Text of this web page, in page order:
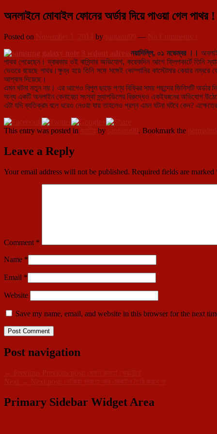
অনলাইনে মোবাইল ফোনের অর্ডার দিয়ে পাওয়া গেল পাথর !
Posted on November 1, 2014 by santanu99 — No Comments ↓
নয়াদিল্লি, ০১ নভেম্বর ।।
পাথর পেয়েছেন। দ্বারকার ওই বাসিন্দার অভিযোগ, কয়েকদিন আগে ফ্লিপকার্টে তিনি
ভেতরে রয়েছে পাথর।ক্ষুব্ধ হয়ে তিনি সঙ্গে সঙ্গেই কোম্পানির কাস্টোমার কেয়ার
আশ্বাস দিয়েছে।
এমন ঘটনা নতুন নয়। এর আগেও বিপুল ছাড়ে পণ্য বিক্রির সময় পছন্দের জিনিসটি অর্ডার
অন্য একটি অনলাইন কেনাবেচা সংস্থা স্ন্যাপডিলের বিরুদ্ধেও একইধরনের অভিযোগ
এটা যদি ব্যতিক্রম বলে ধরেও নেওয়া যায় তাহলেও প্রশ্ন এমন ঘটনা ঘটবে কেন?
This entry was posted in জাতীয় by santanu99. Bookmark the permalink
Leave a Reply
Your email address will not be published. Required fields are marked
Comment *
Name *
Email *
Website
Save my name, email, and website in this browser for the next
Post navigation
← Previous Previous post:
বেহাল রাস্তা খোয়াইয়ে
Next → Next post: নোকিয়া ভারতে আর মোবাইল তৈরি করবে না
Primary Sidebar Widget Area